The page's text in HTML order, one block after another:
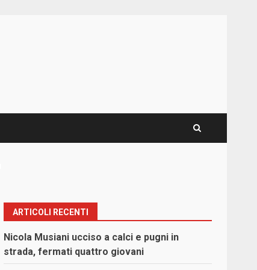
ARTICOLI RECENTI
Nicola Musiani ucciso a calci e pugni in
strada, fermati quattro giovani